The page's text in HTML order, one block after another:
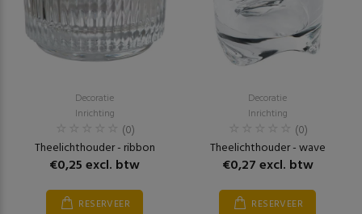
Decoratie
Inrichting
(0)
Theelichthouder - ribbon
€0,25 excl. btw
RESERVEER
Decoratie
Inrichting
(0)
Theelichthouder - wave
€0,27 excl. btw
RESERVEER